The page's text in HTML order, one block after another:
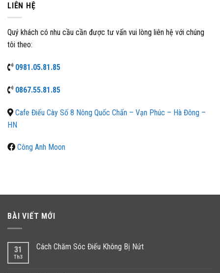
LIÊN HỆ
Quý khách có nhu cầu cần được tư vấn vui lòng liên hệ với chúng
tôi theo:
0981.05.81.85
0867.55.81.85
Cafe Điếu Cày Số 8 Nông Quốc Chấn – Vạn Phúc – Hà Đông –
HN
Công Anh Moon
BÀI VIẾT MỚI
31
Th3
Cách Chăm Sóc Điếu Không Bị Nứt